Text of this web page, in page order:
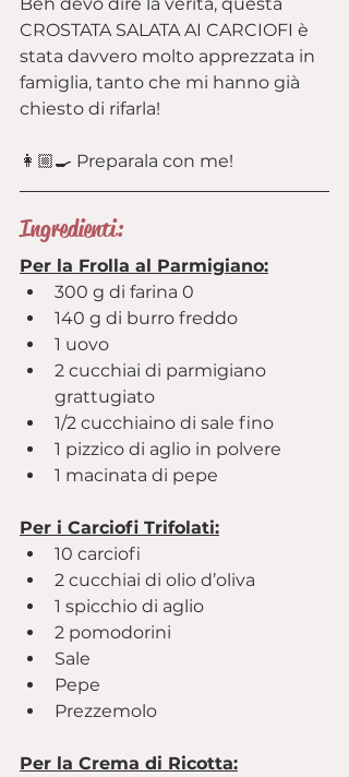
CROSTATA SALATA AI CARCIOFI è
stata davvero molto apprezzata in
famiglia, tanto che mi hanno già
chiesto di rifarla!
👩🏼‍🍳 Preparala con me!
Ingredienti:
Per la Frolla al Parmigiano:
300 g di farina 0
140 g di burro freddo
1 uovo
2 cucchiai di parmigiano
grattugiato
1/2 cucchiaino di sale fino
1 pizzico di aglio in polvere
1 macinata di pepe
Per i Carciofi Trifolati:
10 carciofi
2 cucchiai di olio d’oliva
1 spicchio di aglio
2 pomodorini
Sale
Pepe
Prezzemolo
Per la Crema di Ricotta: